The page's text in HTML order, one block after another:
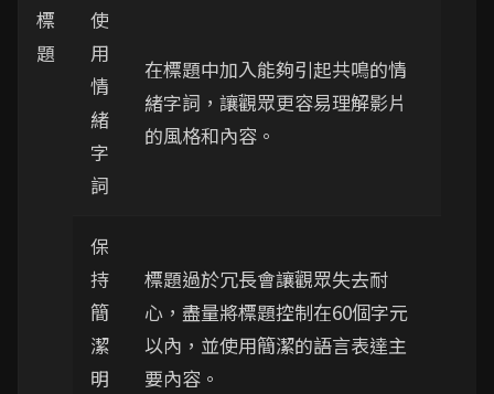
標
題
使
用
情
緒
字
詞
在標題中加入能夠引起共鳴的情
緒字詞，讓觀眾更容易理解影片
的風格和內容。
保
持
簡
潔
明
標題過於冗長會讓觀眾失去耐
心，盡量將標題控制在60個字元
以內，並使用簡潔的語言表達主
要內容。